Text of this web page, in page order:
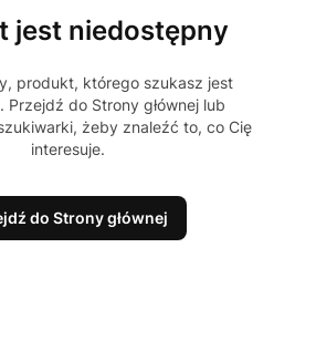
jest niedostępny
produkt, którego szukasz jest
Przejdź do Strony głównej lub
żeby znaleźć to, co Cię
interesuje.
do Strony głównej